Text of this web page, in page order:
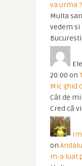
va urma ?
Multa
vedem si
Bucuresti
20:00 on
Mic ghid
Cât de
Cred că
on
m-a luat